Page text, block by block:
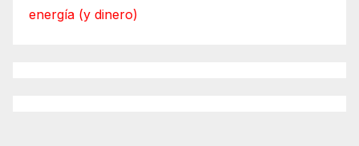
energía (y dinero)